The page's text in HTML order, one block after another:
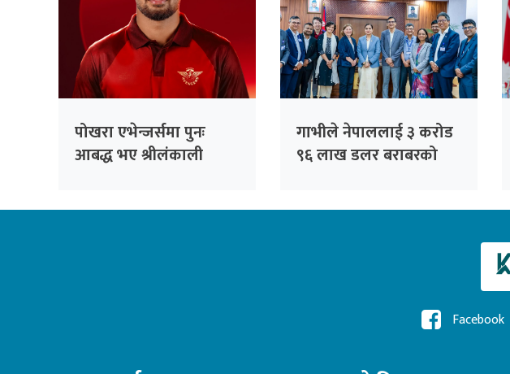
पोखरा एभेन्जर्समा पुनः
आबद्ध भए श्रीलंकाली
गाभीले नेपाललाई ३ करोड
९६ लाख डलर बराबरको
Facebook